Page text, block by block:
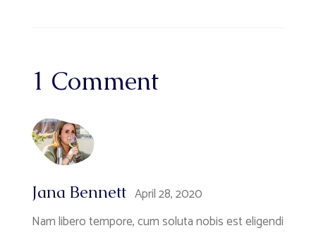
1 Comment
Jana Bennett April 28, 2020
Nam libero tempore, cum soluta nobis est eligendi